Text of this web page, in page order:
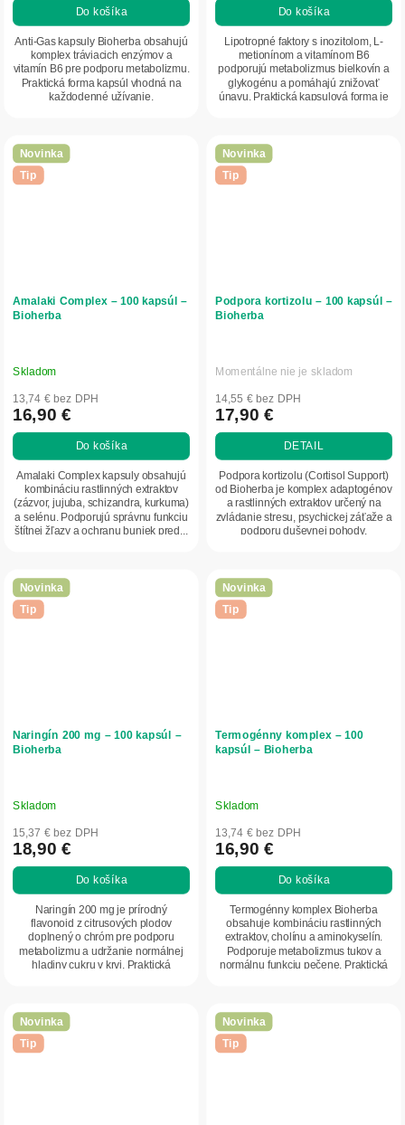
Do košíka
Anti-Gas kapsuly Bioherba obsahujú
komplex tráviacich enzýmov a
vitamín B6 pre podporu metabolizmu.
Praktická forma kapsúl vhodná na
každodenné užívanie.
Do košíka
Lipotropné faktory s inozitolom, L-
metionínom a vitamínom B6
podporujú metabolizmus bielkovín a
glykogénu a pomáhajú znižovať
únavu. Praktická kapsulová forma je
Novinka
Tip
Amalaki Complex – 100 kapsúl –
Bioherba
Skladom
13,74 € bez DPH
16,90 €
Do košíka
Amalaki Complex kapsuly obsahujú
kombináciu rastlinných extraktov
(zázvor, jujuba, schizandra, kurkuma)
a selénu. Podporujú správnu funkciu
štítnej žľazy a ochranu buniek pred...
Novinka
Tip
Podpora kortizolu – 100 kapsúl –
Bioherba
Momentálne nie je skladom
14,55 € bez DPH
17,90 €
DETAIL
Podpora kortizolu (Cortisol Support)
od Bioherba je komplex adaptogénov
a rastlinných extraktov určený na
zvládanie stresu, psychickej záťaže a
podporu duševnej pohody.
Novinka
Tip
Naringín 200 mg – 100 kapsúl –
Bioherba
Skladom
15,37 € bez DPH
18,90 €
Do košíka
Naringín 200 mg je prírodný
flavonoid z citrusových plodov
doplnený o chróm pre podporu
metabolizmu a udržanie normálnej
hladiny cukru v krvi. Praktická
Novinka
Tip
Termogénny komplex – 100
kapsúl – Bioherba
Skladom
13,74 € bez DPH
16,90 €
Do košíka
Termogénny komplex Bioherba
obsahuje kombináciu rastlinných
extraktov, cholínu a aminokyselín.
Podporuje metabolizmus tukov a
normálnu funkciu pečene. Praktická
Novinka
Tip
Novinka
Tip